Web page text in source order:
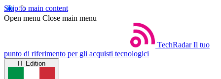
Skip to main content
Open menu Close main menu
TechRadar Il tuo
punto di riferimento per gli acquisti tecnologici
IT Edition